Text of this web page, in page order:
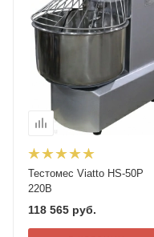
Тестомес Viatto HS-50P
220В
118 565 руб.